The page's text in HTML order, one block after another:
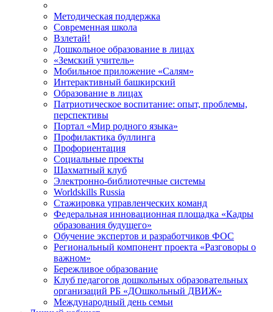
Методическая поддержка
Современная школа
Взлетай!
Дошкольное образование в лицах
«Земский учитель»
Мобильное приложение «Салям»
Интерактивный башкирский
Образование в лицах
Патриотическое воспитание: опыт, проблемы,
перспективы
Портал «Мир родного языка»
Профилактика буллинга
Профориентация
Социальные проекты
Шахматный клуб
Электронно-библиотечные системы
Worldskills Russia
Стажировка управленческих команд
Федеральная инновационная площадка «Кадры
образования будущего»
Обучение экспертов и разработчиков ФОС
Региональный компонент проекта «Разговоры о
важном»
Бережливое образование
Клуб педагогов дошкольных образовательных
организаций РБ «ДОшкольный ДВИЖ»
Международный день семьи